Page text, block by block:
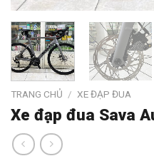
TRANG CHỦ / XE ĐẠP ĐUA
Xe đạp đua Sava